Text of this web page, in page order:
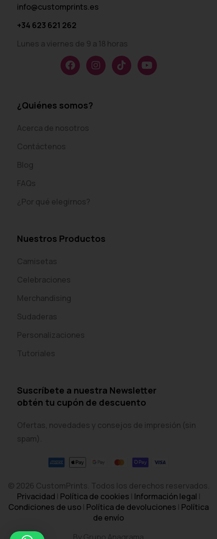
info@customprints.es
+34 623 621 262
Lunes a viernes de 9 a 18 horas
¿Quiénes somos?
Acerca de nosotros
Contáctenos
Blog
FAQs
¿Por qué elegirnos?
Nuestros Productos
Camisetas
Celebraciones
Merchandising
Sudaderas
Personalizaciones
Tutoriales
Suscríbete a nuestra Newsletter
obtén tu cupón de descuento
Ofertas, novedades y consejos de impresión (sin
spam).
© 2026 CustomPrints. Todos los derechos reservados.
Privacidad | Política de cookies | Información legal |
Condiciones de uso| Política de devoluciones | Política
de envío